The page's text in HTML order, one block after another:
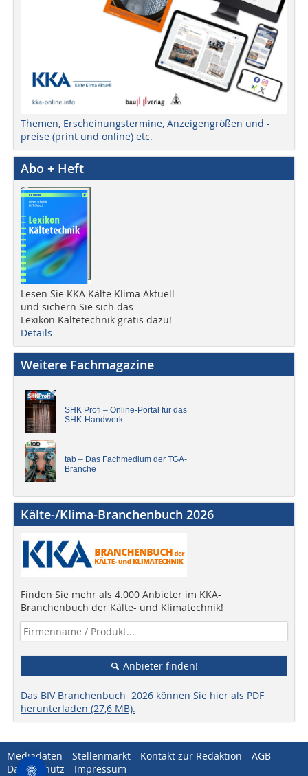
Themen, Erscheinungstermine, Anzeigengrößen und -
preise (print und online) etc.
Abo + Heft
Lesen Sie KKA Kälte Klima Aktuell
und sichern Sie sich das
Lexikon Kältetechnik gratis dazu!
Details
Weitere Fachmagazine
SHK Profi – Online-Portal für das
SHK-Handwerk
tab – Das Fachmedium der TGA-
Branche
Kälte-/Klima-Branchenbuch 2026
Finden Sie mehr als 4.000 Anbieter im KKA-
Branchenbuch der Kälte- und Klimatechnik!
Anbieter finden!
Das BIV Branchenbuch 2026 können Sie hier als PDF
herunterladen (27,6 MB).
Mediadaten Stellenmarkt Kontakt zur Redaktion
AGB
Datenschutz
Impressum